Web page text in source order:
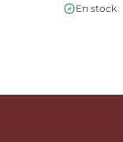
En stock